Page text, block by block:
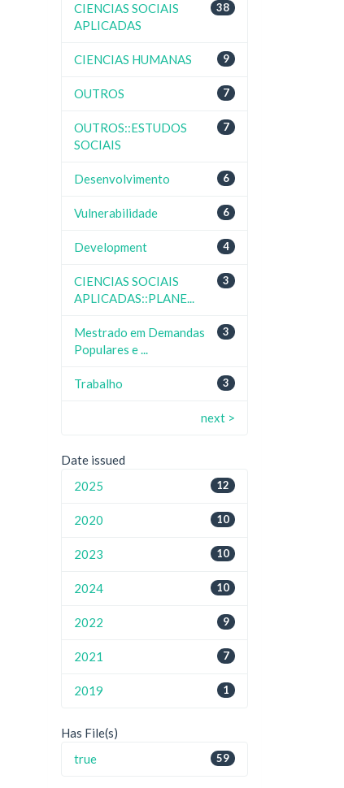
38
CIENCIAS SOCIAIS
APLICADAS
9
CIENCIAS HUMANAS
7
OUTROS
7
OUTROS::ESTUDOS
SOCIAIS
6
Desenvolvimento
6
Vulnerabilidade
4
Development
3
CIENCIAS SOCIAIS
APLICADAS::PLANE...
3
Mestrado em Demandas
Populares e ...
3
Trabalho
next >
Date issued
12
2025
10
2020
10
2023
10
2024
9
2022
7
2021
1
2019
Has File(s)
59
true